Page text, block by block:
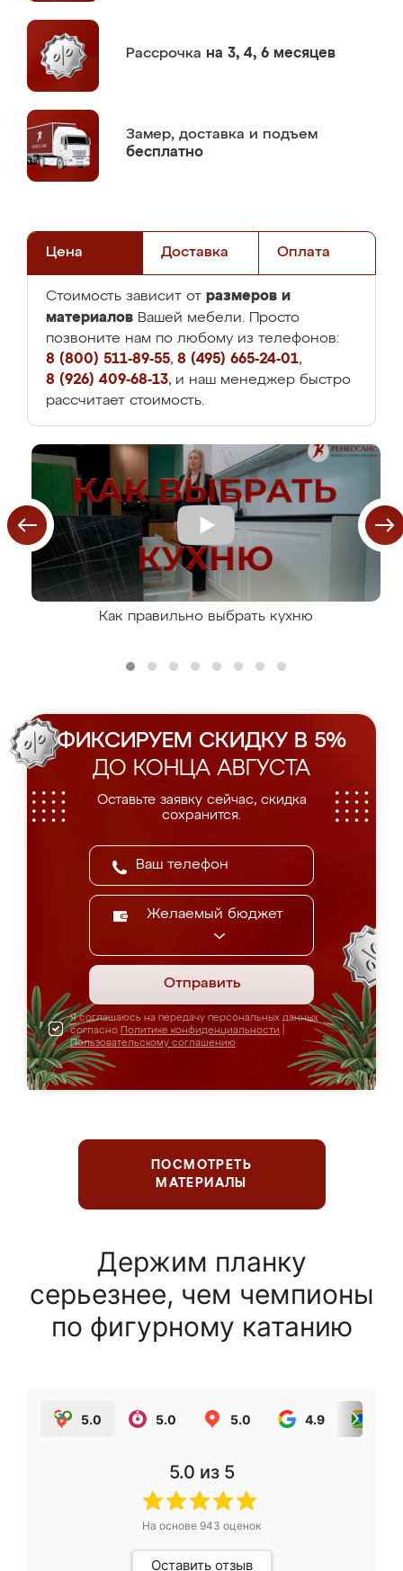
Рассрочка на 3, 4, 6 месяцев
Замер, доставка и подъем
бесплатно
Цена Доставка Оплата
Стоимость зависит от размеров и
материалов Вашей мебели. Просто
позвоните нам по любому из телефонов:
8 (800) 511-89-55, 8 (495) 665-24-01,
8 (926) 409-68-13, и наш менеджер быстро
рассчитает стоимость.
Как правильно выбрать кухню
ФИКСИРУЕМ СКИДКУ В 5%
ДО КОНЦА АВГУСТА
Оставьте заявку сейчас, скидка
сохранится.
Желаемый бюджет
Отправить
Я соглашаюсь на передачу персональных данных
согласно Политике конфиденциальности
Пользовательскому соглашению
ПОСМОТРЕТЬ
МАТЕРИАЛЫ
Держим планку
серьезнее, чем чемпионы
по фигурному катанию
5.0 5.0 5.0 4.9
5.0 из 5
На основе 943 оценок
Оставить отзыв